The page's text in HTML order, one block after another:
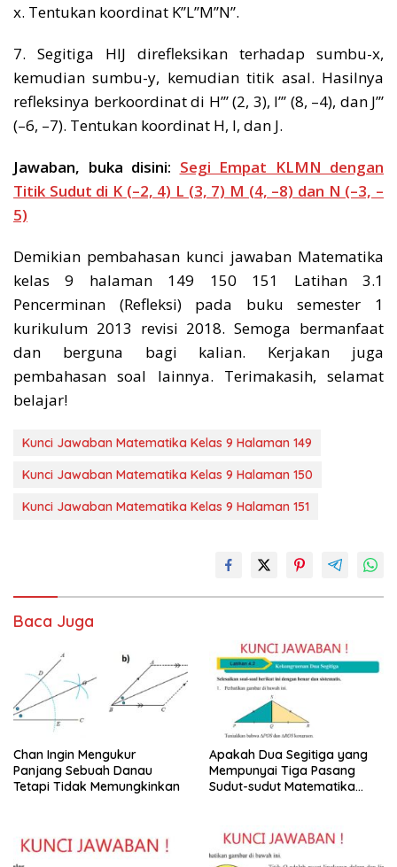
x. Tentukan koordinat K’’L’’M’’N’’.
7. Segitiga HIJ direfleksikan terhadap sumbu-x,
kemudian sumbu-y, kemudian titik asal. Hasilnya
refleksinya berkoordinat di H’’’ (2, 3), I’’’ (8, –4), dan J’’’
(–6, –7). Tentukan koordinat H, I, dan J.
Jawaban, buka disini: Segi Empat KLMN dengan
Titik Sudut di K (–2, 4) L (3, 7) M (4, –8) dan N (–3, –
5)
Demikian pembahasan kunci jawaban Matematika
kelas 9 halaman 149 150 151 Latihan 3.1
Pencerminan (Refleksi) pada buku semester 1
kurikulum 2013 revisi 2018. Semoga bermanfaat
dan berguna bagi kalian. Kerjakan juga
pembahasan soal lainnya. Terimakasih, selamat
belajar!
Kunci Jawaban Matematika Kelas 9 Halaman 149
Kunci Jawaban Matematika Kelas 9 Halaman 150
Kunci Jawaban Matematika Kelas 9 Halaman 151
Baca Juga
Chan Ingin Mengukur
Panjang Sebuah Danau
Tetapi Tidak Memungkinkan
Apakah Dua Segitiga yang
Mempunyai Tiga Pasang
Sudut-sudut Matematika